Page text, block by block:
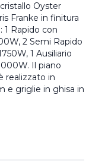
Oyster
Franke in finitura
1 Rapido con
2 Semi Rapido
1 Ausiliario
Il piano
realizzato in
e griglie in ghisa in